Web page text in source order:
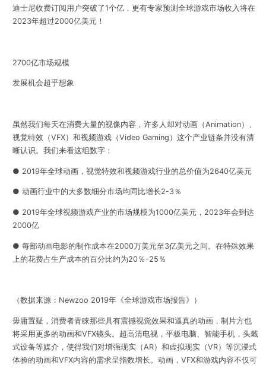
迪士尼收费订阅用户突破了1个亿，更有专家预测全球游戏市场收入将在
2023年超过2000亿美元！
2700亿市场规模
发展机会超乎想象
虽然我们每天在消费大量的视像内容，许多人却对动画（Animation）、
视觉特效（VFX）和视频游戏（Video Gaming）这个产业链条并没有清
晰认识。我们来看这组数字：
● 2019年全球动画，视觉特效和视频游戏行业的总价值为2640亿美元
● 动画行业中的大多数细分市场均同比增长2-3％
● 2019年全球视频游戏产业的市场规模为1000亿美元，2023年会到达
2000亿
● 每部动画电影的制作成本在2000万美元至3亿美元之间。在特殊效果
上的花费占生产成本的百分比约为20％-25％
（数据来源：Newzoo 2019年《全球游戏市场报告》）
毋庸置疑，消费者青睐那些具有震撼视觉效果和逼真的动画，制片方也
将采用更多的动画和VFX镜头。超高清电视，平板电脑、智能手机，头戴
式设备等媒介，使得我们对增强现实（AR）和虚拟现实（VR）等沉浸式
体验的动画和VFX内容的需求呈指数增长。动画，VFX和游戏内容不仅可